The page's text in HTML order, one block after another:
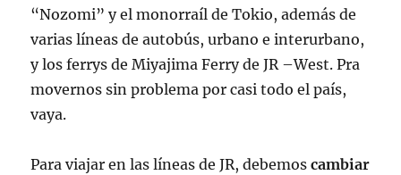
“Nozomi” y el monorraíl de Tokio, además de
varias líneas de autobús, urbano e interurbano,
y los ferrys de Miyajima Ferry de JR –West. Pra
movernos sin problema por casi todo el país,
vaya.
Para viajar en las líneas de JR, debemoscambiar